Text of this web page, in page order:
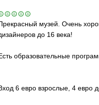
музей. Очень
до 16 века!
образовательные
6 евро взрослые, 4 евро